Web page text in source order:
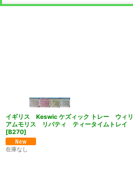
イギリス Keswic ケズィック トレー ウィリ
アムモリス リバティ ティータイムトレイ
[B270]
在庫なし